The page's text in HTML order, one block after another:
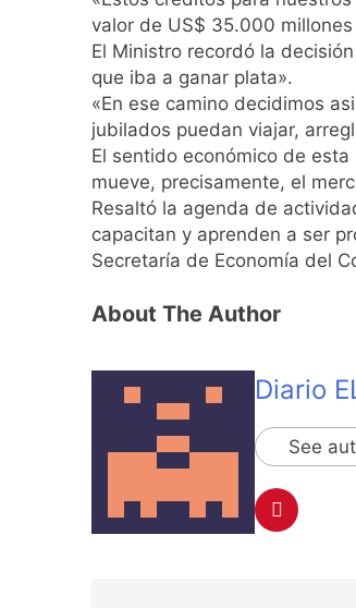
17
1
valor de US$ 35.000
El Ministro recordó la
que iba a ganar plata».
«En ese camino decidimos
jubilados puedan viajar,
El sentido económico de
mueve, precisamente, el
Resaltó la agenda de
capacitan y aprenden a ser
Secretaría de Economía del
About The Author
Diario
See